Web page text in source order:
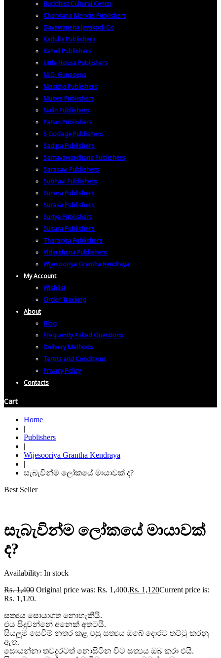
Buddhist Cultural Center
Chandana Mendis Publishers
Dayawansha Jayakodi Co
Kadulla Publishers
Keheli Publishers
Little House Publishers
M.D. Gunasena
Masitha Publishers
Muses Publishers
Nalin Publishers
Pahan Publishers
S Godage Publishers
Sadipa Publishers
Samayawardhana Publishers
Sarasavi Publishers
Subhavi Publishers
Sunera Publishers
Surasa Publishers
Suriya Publishers
Susara Publishers
Tharanga Publishers
Vidarshana Publishers
Wijesooriya Grantha Kendraya
My Account
Wishlist
Order Tracking
About
Blog
Frequently Asked Questions
Delivery Methods
Terms and Conditions
Privacy Policy
Contacts
Cart
Home
|
Publishers
|
Wijesooriya Grantha Kendraya
|
සැබැවින්ම ලෝකයේ මායාවක් ද?
Best Seller
සැබැවින්ම ලෝකයේ මායාවක්
ද?
Availability: In stock
Rs.1,400 Original price was: Rs. 1,400.Rs. 1,120Current price is:
Rs. 1,120.
සත්‍යය සොයාගත නොහැකියි.
එය සිදුවන්නේ අනෙක් අතටයි.
සියලුම සෙවීම් නතර කළ පසු සත්‍යය ඔබේ දොරට තට්ටු කරනු
ඇත.
සොයන්නා තවදුරටත් නොසිටින විට සත්‍යය ඔබ කරා එයි.